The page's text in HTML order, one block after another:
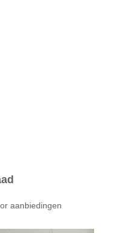
aanbiedingen